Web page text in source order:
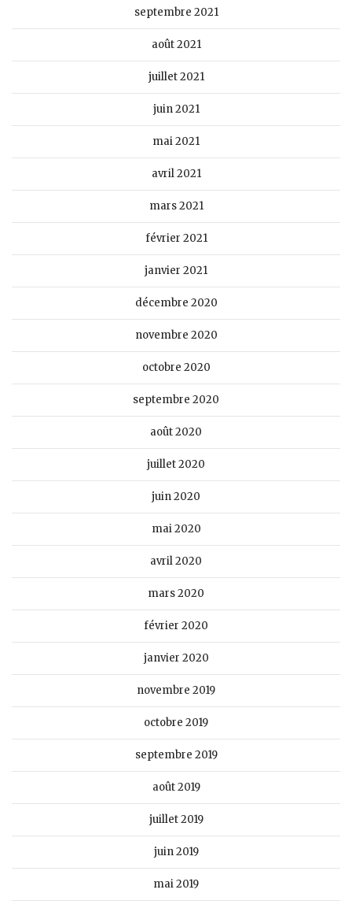
septembre 2021
août 2021
juillet 2021
juin 2021
mai 2021
avril 2021
mars 2021
février 2021
janvier 2021
décembre 2020
novembre 2020
octobre 2020
septembre 2020
août 2020
juillet 2020
juin 2020
mai 2020
avril 2020
mars 2020
février 2020
janvier 2020
novembre 2019
octobre 2019
septembre 2019
août 2019
juillet 2019
juin 2019
mai 2019